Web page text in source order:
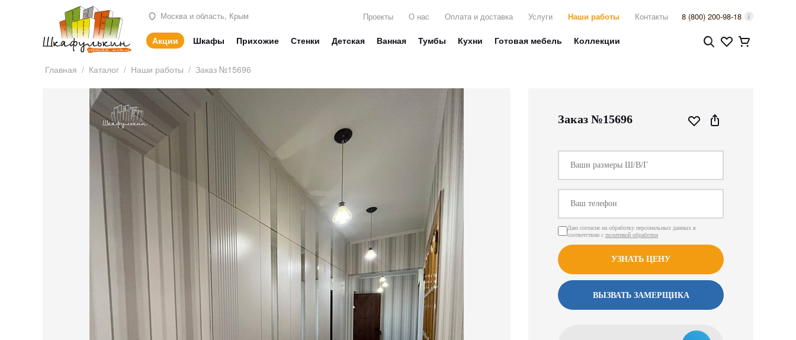
Москва и область, Крым Проекты О нас Оплата и доставка Услуги Наши работы Контакты 8 (800) 200-98-18
Акции Шкафы Прихожие Стенки Детская Ванная Тумбы Кухни Готовая мебель Коллекции
Главная / Каталог / Наши работы / Заказ №15696
Заказ №15696
Даю согласие на обработку персональных данных в
соответствии с политикой обработки
УЗНАТЬ ЦЕНУ
ВЫЗВАТЬ ЗАМЕРЩИКА